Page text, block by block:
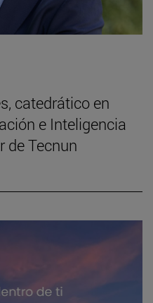
catedrático en
e Inteligencia
de Tecnun